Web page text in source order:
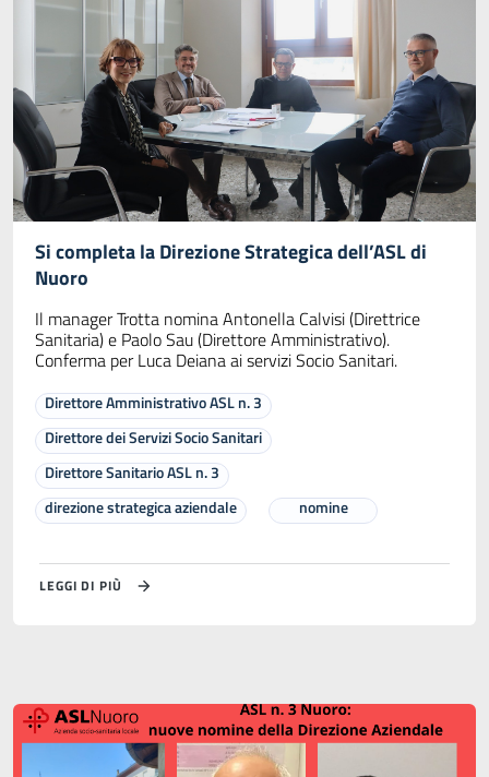
Si completa la Direzione Strategica dell’ASL di
Nuoro
Il manager Trotta nomina Antonella Calvisi (Direttrice
Sanitaria) e Paolo Sau (Direttore Amministrativo).
Conferma per Luca Deiana ai servizi Socio Sanitari.
Direttore Amministrativo ASL n. 3
Direttore dei Servizi Socio Sanitari
Direttore Sanitario ASL n. 3
direzione strategica aziendale
nomine
LEGGI DI PIÙ